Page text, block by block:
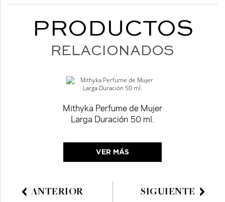
PRODUCTOS
RELACIONADOS
Mithyka Perfume de Mujer
Larga Duración 50 ml.
VER MÁS
ANTERIOR SIGUIENTE